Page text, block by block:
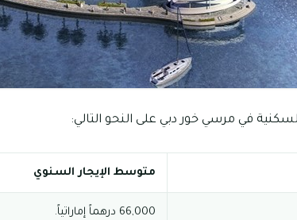
في مرسي خور دبي على النحو التالي:
متوسط الإيجار السنوي
66,000 درهماً إماراتياً.